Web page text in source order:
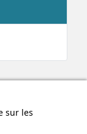
sur les